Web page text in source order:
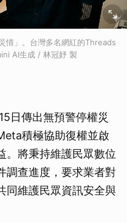
情」。台灣多名網紅的Threads
AI生成 / 林冠妤 製
日傳出無預警停權災
積極協助復權並啟
。將秉持維護民眾數位
調查進度，要求業者對
同維護民眾資訊安全與